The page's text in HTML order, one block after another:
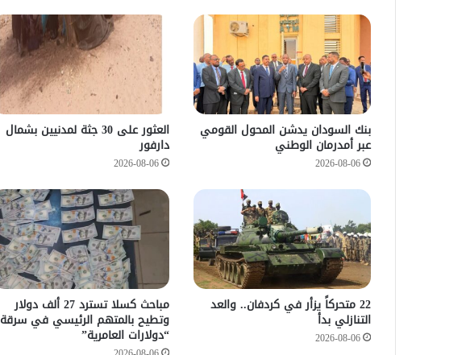
بنك السودان يدشن المحول القومي
عبر أمدرمان الوطني
2026-08-06
العثور على 30 جثة لمدنيين بشمال
دارفور
2026-08-06
22 متحركاً يزأر في كردفان.. والعد
التنازلي بدأ
2026-08-06
مباحث كسلا تسترد 27 ألف دولار
وتطيح بالمتهم الرئيسي في سرقة
“دولارات العامرية”